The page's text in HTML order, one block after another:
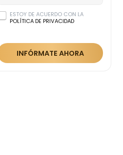
ESTOY DE ACUERDO CON LA
POLÍTICA DE PRIVACIDAD
INFÓRMATE AHORA